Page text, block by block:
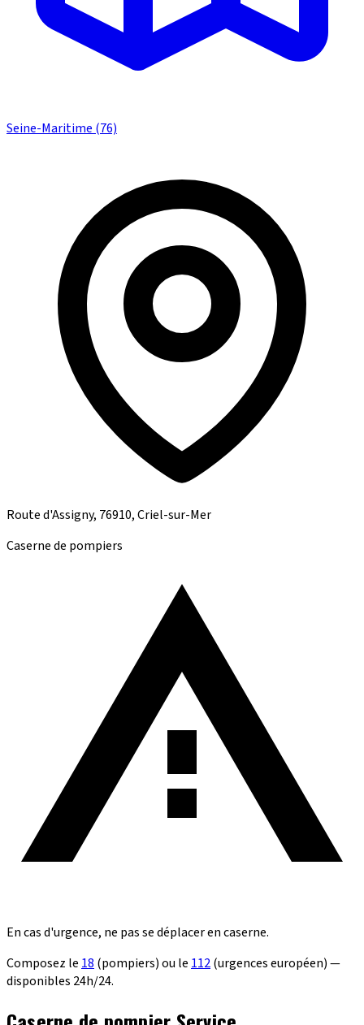
Seine-Maritime (76)
Route d'Assigny, 76910, Criel-sur-Mer
Caserne de pompiers
En cas d'urgence, ne pas se déplacer en caserne.
Composez le 18 (pompiers) ou le 112(urgences européen) —
disponibles 24h/24.